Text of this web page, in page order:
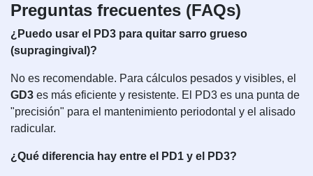
Preguntas frecuentes (FAQs)
¿Puedo usar el PD3 para quitar sarro grueso
(supragingival)?
No es recomendable. Para cálculos pesados y visibles, el
GD3 es más eficiente y resistente. El PD3 es una punta de
"precisión" para el mantenimiento periodontal y el alisado
radicular.
¿Qué diferencia hay entre el PD1 y el PD3?